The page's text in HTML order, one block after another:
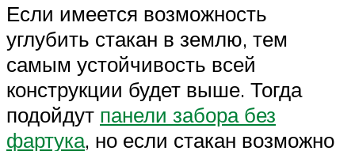
Если имеется возможность
углубить стакан в землю, тем
самым устойчивость всей
конструкции будет выше. Тогда
подойдут панели забора без
фартука, но если стакан возможно